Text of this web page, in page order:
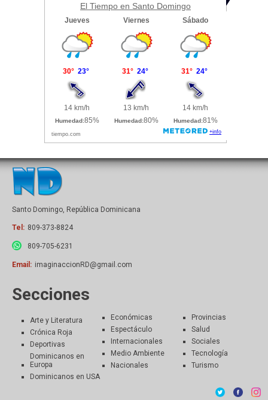
El Tiempo en Santo Domingo
Santo Domingo, República Dominicana
Tel: 809-373-8824
809-705-6231
Email: imaginaccionRD@gmail.com
Secciones
Arte y Literatura
Crónica Roja
Deportivas
Dominicanos en
Europa
Dominicanos en USA
Económicas
Espectáculo
Internacionales
Medio Ambiente
Nacionales
Provincias
Salud
Sociales
Tecnología
Turismo